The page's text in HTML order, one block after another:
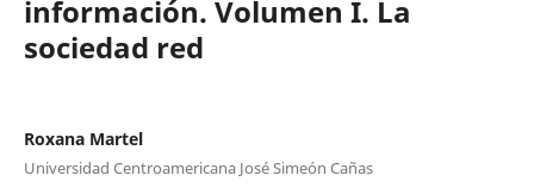
información. Volumen I. La
sociedad red
Roxana Martel
Universidad Centroamericana José Simeón Cañas